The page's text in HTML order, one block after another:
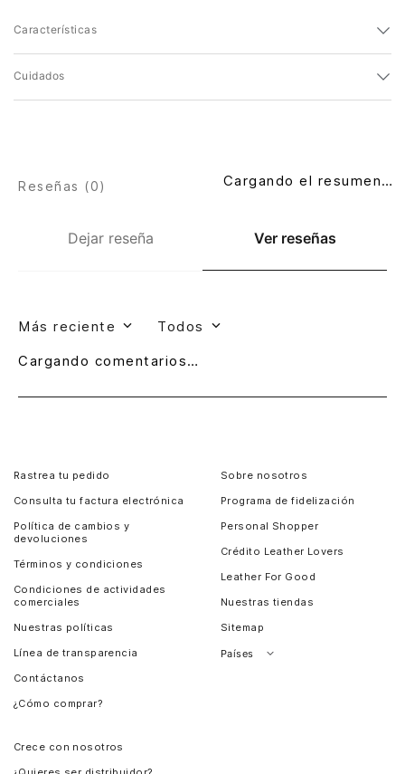
Características
Cuidados
Dejar reseña Ver reseñas
Reseñas (0) Cargando el resumen…
Más reciente Todos
Cargando comentarios…
Rastrea tu pedido
Consulta tu factura electrónica
Política de cambios y
devoluciones
Términos y condiciones
Condiciones de actividades
comerciales
Nuestras políticas
Línea de transparencia
Contáctanos
¿Cómo comprar?
Sobre nosotros
Programa de fidelización
Personal Shopper
Crédito Leather Lovers
Leather For Good
Nuestras tiendas
Sitemap
Países
Crece con nosotros